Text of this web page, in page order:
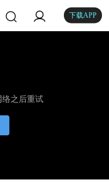
下载APP
络之后重试